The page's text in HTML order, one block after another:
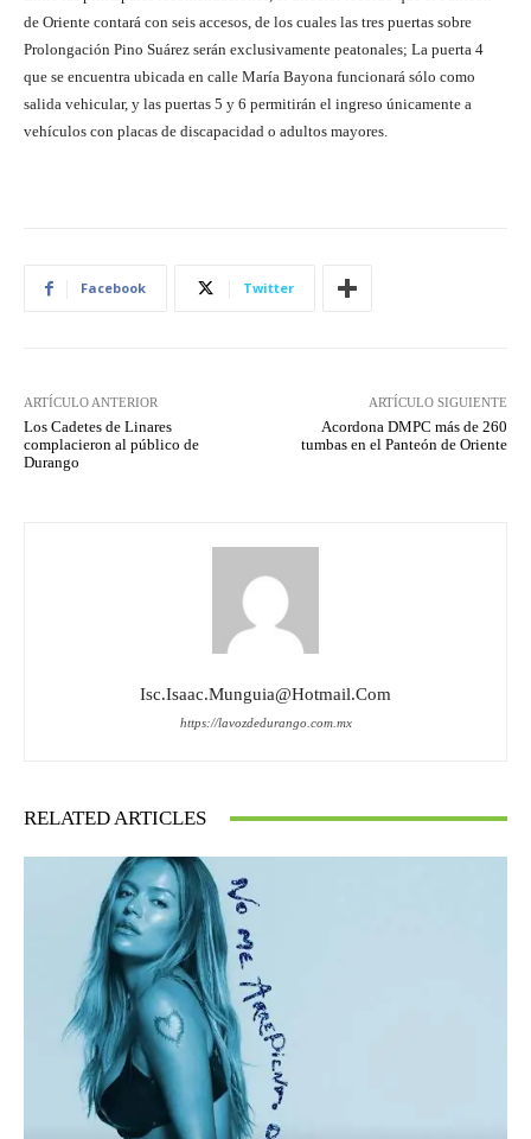
de Oriente contará con seis accesos, de los cuales las tres puertas sobre
Prolongación Pino Suárez serán exclusivamente peatonales; La puerta 4
que se encuentra ubicada en calle María Bayona funcionará sólo como
salida vehicular, y las puertas 5 y 6 permitirán el ingreso únicamente a
vehículos con placas de discapacidad o adultos mayores.
Facebook Twitter
ARTÍCULO ANTERIOR
Los Cadetes de Linares
complacieron al público de
Durango
ARTÍCULO SIGUIENTE
Acordona DMPC más de 260
tumbas en el Panteón de Oriente
Isc.isaac.munguia@hotmail.com
https://lavozdedurango.com.mx
RELATED ARTICLES